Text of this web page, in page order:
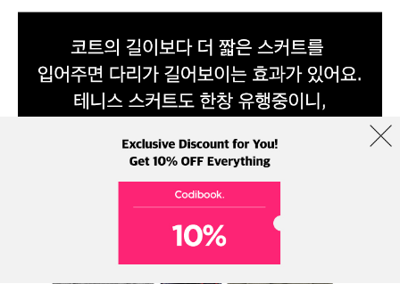
https://codibook.net/codi/6882746